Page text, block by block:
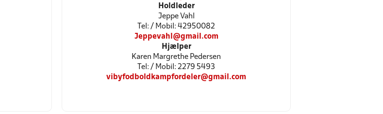
Holdleder
Jeppe Vahl
Tel: / Mobil: 42950082
Jeppevahl@gmail.com
Hjælper
Karen Margrethe Pedersen
Tel: / Mobil: 2279 5493
vibyfodboldkampfordeler@gmail.com